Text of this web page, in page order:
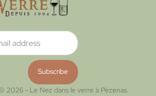
2026 - Le Nez dans le verre à Pézenas.